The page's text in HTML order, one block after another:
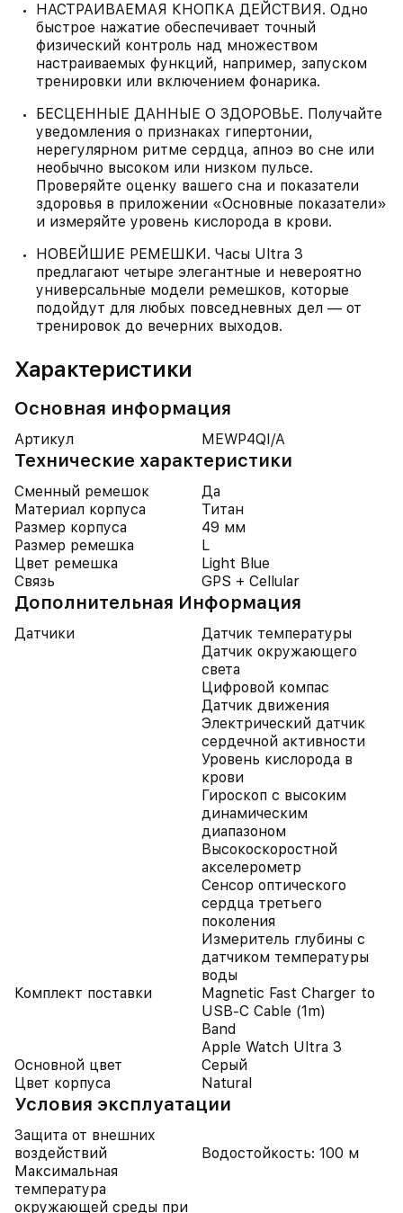
НАСТРАИВАЕМАЯ КНОПКА ДЕЙСТВИЯ. Одно
быстрое нажатие обеспечивает точный
физический контроль над множеством
настраиваемых функций, например, запуском
тренировки или включением фонарика.
БЕСЦЕННЫЕ ДАННЫЕ О ЗДОРОВЬЕ. Получайте
уведомления о признаках гипертонии,
нерегулярном ритме сердца, апноэ во сне или
необычно высоком или низком пульсе.
Проверяйте оценку вашего сна и показатели
здоровья в приложении «Основные показатели»
и измеряйте уровень кислорода в крови.
НОВЕЙШИЕ РЕМЕШКИ. Часы Ultra 3
предлагают четыре элегантные и невероятно
универсальные модели ремешков, которые
подойдут для любых повседневных дел — от
тренировок до вечерних выходов.
Характеристики
Основная информация
Артикул MEWP4QI/A
Технические характеристики
Сменный ремешок
Да
Материал корпуса
Титан
Размер корпуса
49 мм
Размер ремешка
L
Цвет ремешка
Light Blue
Связь
GPS + Cellular
Дополнительная Информация
Датчики
Датчик температуры
Датчик окружающего
света
Цифровой компас
Датчик движения
Электрический датчик
сердечной активности
Уровень кислорода в
крови
Гироскоп с высоким
динамическим
диапазоном
Высокоскоростной
акселерометр
Сенсор оптического
сердца третьего
поколения
Измеритель глубины с
датчиком температуры
воды
Комплект поставки
Magnetic Fast Charger to
USB‑C Cable (1m)
Band
Apple Watch Ultra 3
Основной цвет
Серый
Цвет корпуса
Natural
Условия эксплуатации
Защита от внешних
воздействий
Водостойкость: 100 м
Максимальная
температура
окружающей среды при